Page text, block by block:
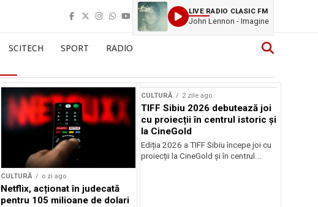
LIVE RADIO CLASIC FM
John Lennon - Imagine
SCITECH SPORT RADIO
CULTURĂ o zi ago
Netflix, acționat în judecată
pentru 105 milioane de dolari
CULTURĂ 2 zile ago
TIFF Sibiu 2026 debutează joi
cu proiecții în centrul istoric și
la CineGold
Ediția 2026 a TIFF Sibiu începe joi cu
proiecții la CineGold și în centrul...